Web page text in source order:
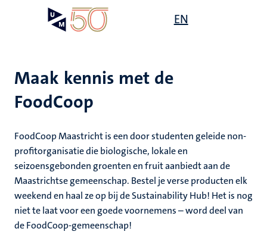
gaan
EN
Maak kennis met de
FoodCoop
FoodCoop Maastricht is een door studenten geleide non-
profitorganisatie die biologische, lokale en
seizoensgebonden groenten en fruit aanbiedt aan de
Maastrichtse gemeenschap. Bestel je verse producten elk
weekend en haal ze op bij de Sustainability Hub! Het is nog
niet te laat voor een goede voornemens – word deel van
de FoodCoop-gemeenschap!